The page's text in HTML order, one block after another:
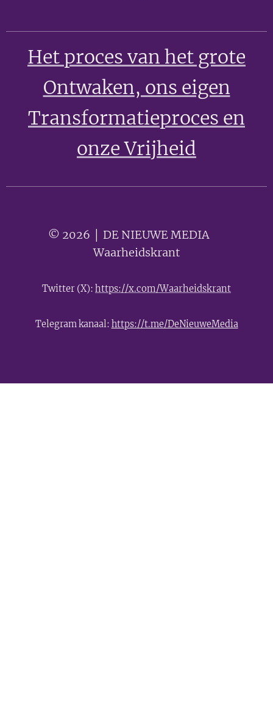
Het proces van het grote
Ontwaken, ons eigen
Transformatieproces en
onze Vrijheid
© 2026 │ DE NIEUWE MEDIA 🟣
Waarheidskrant
Twitter (X): https://x.com/Waarheidskrant
Telegram kanaal: https://t.me/DeNieuweMedia